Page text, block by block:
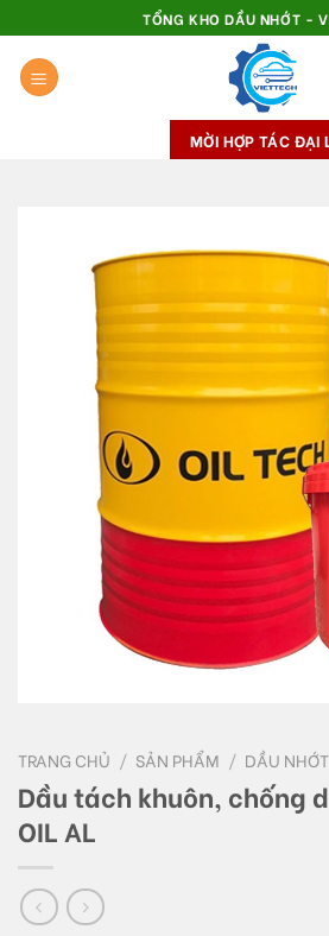
to
content
TỔNG KHO DẦU NHỚT -
MỜI HỢP TÁC ĐẠI
TRANG CHỦ / SẢN PHẨM / DẦU
Dầu tách khuôn, chống
OIL AL